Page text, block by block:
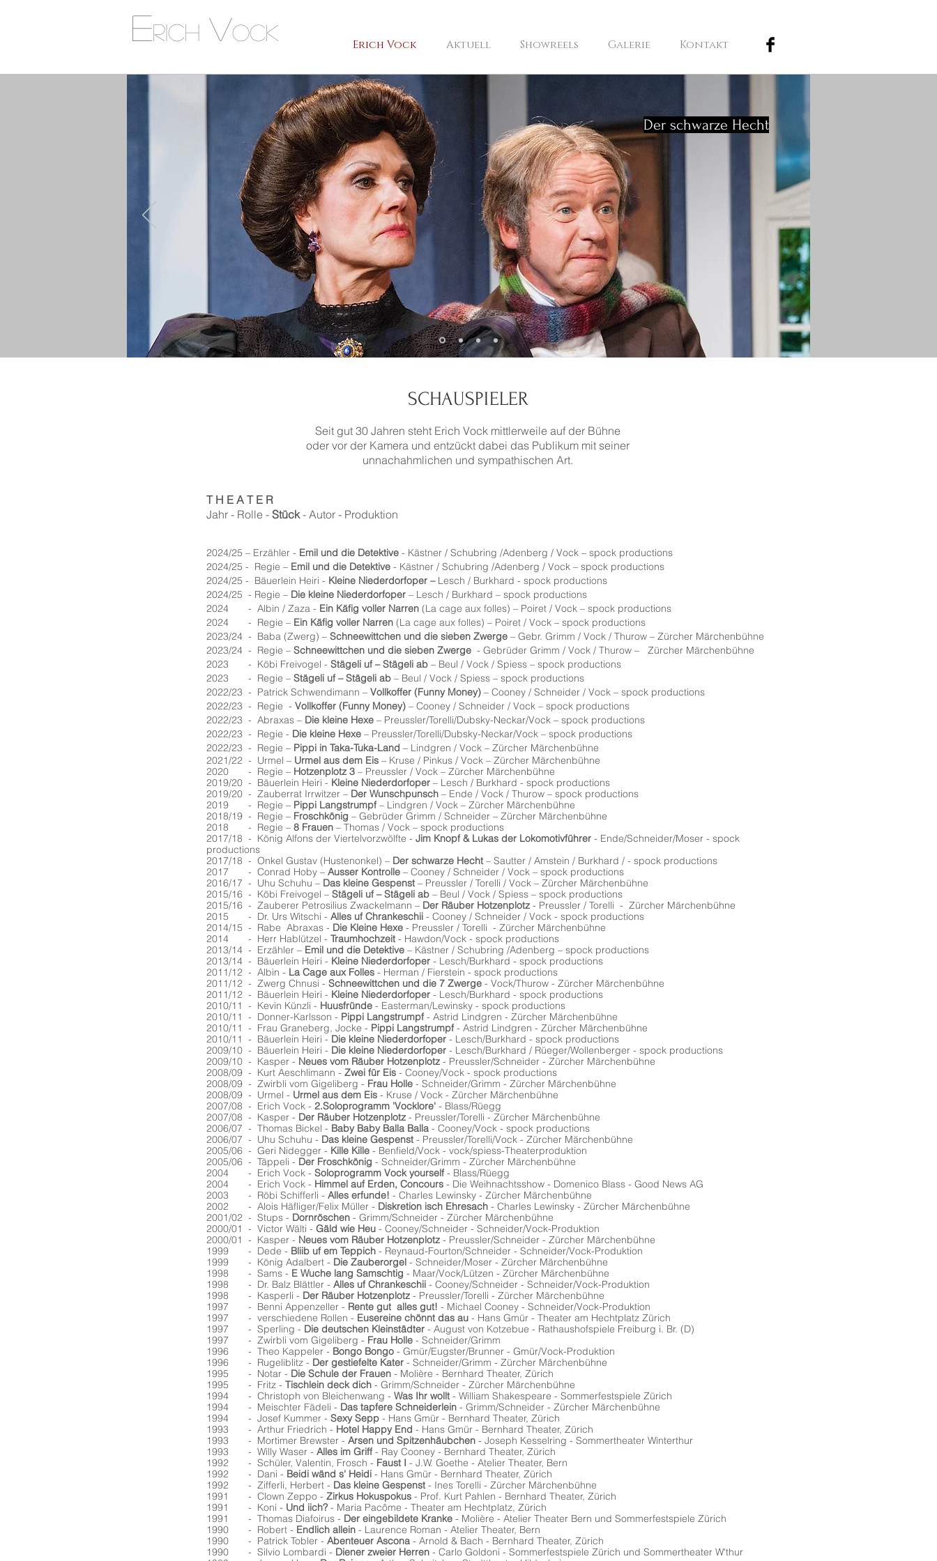
Erich Vock
Erich Vock Aktuell Showreels Galerie Kontakt
Der schwarze Hecht
SCHAUSPIELER
Seit gut 30 Jahren steht Erich Vock mittlerweile auf der Bühne
oder vor der Kamera und entzückt dabei das Publikum mit seiner
unnachahmlichen und sympathischen Art.
T H E A T E R
Jahr - Rolle - Stück- Autor - Produktion
2024/25 – Erzähler - Emil und die Detektive - Kästner / Schubring /Adenberg / Vock – spock productions
2024/25 - Regie – Emil und die Detektive - Kästner / Schubring /Adenberg / Vock – spock productions
2024/25 - Bäuerlein Heiri - Kleine Niederdorfoper –Lesch / Burkhard - spock productions
2024/25 - Regie – Die kleine Niederdorfoper – Lesch / Burkhard – spock productions
2024 - Albin / Zaza - Ein Käfig voller Narren (La cage aux folles) – Poiret / Vock – spock productions
2024 - Regie – Ein Käfig voller Narren (La cage aux folles) – Poiret / Vock – spock productions
2023/24 - Baba (Zwerg) – Schneewittchen und die sieben Zwerge – Gebr. Grimm / Vock / Thurow – Zürcher Märchenbühne
2023/24 - Regie – Schneewittchen und die sieben Zwerge - Gebrüder Grimm / Vock / Thurow – Zürcher Märchenbühne
2023
- Köbi Freivogel - Stägeli uf – Stägeli ab – Beul / Vock / Spiess – spock productions
2023 - Regie – Stägeli uf – Stägeli ab – Beul / Vock / Spiess – spock productions
2022/23 - Patrick Schwendimann – Vollkoffer (Funny Money) – Cooney / Schneider / Vock – spock productions
2022/23 - Regie - Vollkoffer (Funny Money) – Cooney / Schneider / Vock – spock productions
2022/23 - Abraxas – Die kleine Hexe – Preussler/Torelli/Dubsky-Neckar/Vock – spock productions
2022/23 - Regie - Die kleine Hexe – Preussler/Torelli/Dubsky-Neckar/Vock – spock productions
2022/23 - Regie – Pippi in Taka-Tuka-Land – Lindgren / Vock – Zürcher Märchenbühne
2021/22 - Urmel – Urmel aus dem Eis – Kruse / Pinkus / Vock – Zürcher Märchenbühne
2020 - Regie – Hotzenplotz 3 – Preussler / Vock – Zürcher Märchenbühne
2019/20 - Bäuerlein Heiri - Kleine Niederdorfoper – Lesch / Burkhard - spock productions
2019/20 - Zauberrat Irrwitzer – Der Wunschpunsch – Ende / Vock / Thurow – spock productions
2019 - Regie – Pippi Langstrumpf – Lindgren / Vock – Zürcher Märchenbühne
2018/19 - Regie – Froschkönig – Gebrüder Grimm / Schneider – Zürcher Märchenbühne
2018 - Regie – 8 Frauen – Thomas / Vock – spock productions
2017/18 - König Alfons der Viertelvorzwölfte - Jim Knopf & Lukas der Lokomotivführer - Ende/Schneider/Moser - spock
productions
2017/18 - Onkel Gustav (Hustenonkel) – Der schwarze Hecht – Sautter / Amstein / Burkhard / - spock productions
2017 - Conrad Hoby – Ausser Kontrolle – Cooney / Schneider / Vock – spock productions
2016/17 - Uhu Schuhu – Das kleine Gespenst – Preussler / Torelli / Vock – Zürcher Märchenbühne
2015/16 - Köbi Freivogel – Stägeli uf – Stägeli ab – Beul / Vock / Spiess – spock productions
2015/16 - Zauberer Petrosilius Zwackelmann – Der Räuber Hotzenplotz - Preussler / Torelli - Zürcher Märchenbühne
2015 - Dr. Urs Witschi - Alles uf Chrankeschii - Cooney / Schneider / Vock - spock productions
2014/15 - Rabe Abraxas - Die Kleine Hexe - Preussler / Torelli - Zürcher Märchenbühne
2014 - Herr Hablützel - Traumhochzeit - Hawdon/Vock - spock productions
2013/14 - Erzähler – Emil und die Detektive – Kästner / Schubring /Adenberg – spock productions
2013/14 - Bäuerlein Heiri - Kleine Niederdorfoper - Lesch/Burkhard - spock productions
2011/12 - Albin - La Cage aux Folles - Herman / Fierstein - spock productions
2011/12 - Zwerg Chnusi - Schneewittchen und die 7 Zwerge - Vock/Thurow - Zürcher Märchenbühne
2011/12 - Bäuerlein Heiri - Kleine Niederdorfoper - Lesch/Burkhard - spock productions
2010/11 - Kevin Künzli - Huusfründe - Easterman/Lewinsky - spock productions
2010/11 - Donner-Karlsson - Pippi Langstrumpf - Astrid Lindgren - Zürcher Märchenbühne
2010/11 - Frau Graneberg, Jocke - Pippi Langstrumpf - Astrid Lindgren - Zürcher Märchenbühne
2010/11 - Bäuerlein Heiri - Die kleine Niederdorfoper - Lesch/Burkhard - spock productions
2009/10 - Bäuerlein Heiri - Die kleine Niederdorfoper - Lesch/Burkhard / Rüeger/Wollenberger - spock productions
2009/10 - Kasper - Neues vom Räuber Hotzenplotz - Preussler/Schneider - Zürcher Märchenbühne
2008/09 - Kurt Aeschlimann - Zwei für Eis - Cooney/Vock - spock productions
2008/09 - Zwirbli vom Gigeliberg - Frau Holle - Schneider/Grimm - Zürcher Märchenbühne
2008/09 - Urmel - Urmel aus dem Eis - Kruse / Vock - Zürcher Märchenbühne
2007/08 - Erich Vock - 2.Soloprogramm 'Vocklore' - Blass/Rüegg
2007/08 - Kasper - Der Räuber Hotzenplotz - Preussler/Torelli - Zürcher Märchenbühne
2006/07 - Thomas Bickel - Baby Baby Balla Balla - Cooney/Vock - spock productions
2006/07 - Uhu Schuhu - Das kleine Gespenst - Preussler/Torelli/Vock - Zürcher Märchenbühne
2005/06 - Geri Nidegger - Kille Kille - Benfield/Vock - vock/spiess-Theaterproduktion
2005/06 - Täppeli - Der Froschkönig - Schneider/Grimm - Zürcher Märchenbühne
2004 - Erich Vock - Soloprogramm Vock yourself - Blass/Rüegg
2004 - Erich Vock - Himmel auf Erden, Concours - Die Weihnachtsshow - Domenico Blass - Good News AG
2003 - Röbi Schifferli - Alles erfunde! - Charles Lewinsky - Zürcher Märchenbühne
2002 - Alois Häfliger/Felix Müller - Diskretion isch Ehresach - Charles Lewinsky - Zürcher Märchenbühne
2001/02 - Stups - Dornröschen - Grimm/Schneider - Zürcher Märchenbühne
2000/01 - Victor Wälti - Gäld wie Heu - Cooney/Schneider - Schneider/Vock-Produktion
2000/01 - Kasper - Neues vom Räuber Hotzenplotz - Preussler/Schneider - Zürcher Märchenbühne
1999 - Dede - Bliib uf em Teppich - Reynaud-Fourton/Schneider - Schneider/Vock-Produktion
1999 - König Adalbert - Die Zauberorgel - Schneider/Moser - Zürcher Märchenbühne
1998 - Sams - E Wuche lang Samschtig - Maar/Vock/Lützen - Zürcher Märchenbühne
1998 - Dr. Balz Blättler - Alles uf Chrankeschii - Cooney/Schneider - Schneider/Vock-Produktion
1998 - Kasperli - Der Räuber Hotzenplotz - Preussler/Torelli - Zürcher Märchenbühne
1997 - Benni Appenzeller - Rente gut alles gut! - Michael Cooney - Schneider/Vock-Produktion
1997 - verschiedene Rollen - Eusereine chönnt das au - Hans Gmür - Theater am Hechtplatz Zürich
1997 - Sperling - Die deutschen Kleinstädter - August von Kotzebue - Rathaushofspiele Freiburg i. Br. (D)
1997 - Zwirbli vom Gigeliberg - Frau Holle - Schneider/Grimm
1996 - Theo Kappeler - Bongo Bongo - Gmür/Eugster/Brunner - Gmür/Vock-Produktion
1996 - Rugeliblitz - Der gestiefelte Kater - Schneider/Grimm - Zürcher Märchenbühne
1995 - Notar - Die Schule der Frauen - Molière - Bernhard Theater, Zürich
1995 - Fritz - Tischlein deck dich - Grimm/Schneider - Zürcher Märchenbühne
1994 - Christoph von Bleichenwang - Was Ihr wollt - William Shakespeare - Sommerfestspiele Zürich
1994 - Meischter Fädeli - Das tapfere Schneiderlein - Grimm/Schneider - Zürcher Märchenbühne
1994 - Josef Kummer - Sexy Sepp - Hans Gmür - Bernhard Theater, Zürich
1993 - Arthur Friedrich - Hotel Happy End - Hans Gmür - Bernhard Theater, Zürich
1993 - Mortimer Brewster - Arsen und Spitzenhäubchen - Joseph Kesselring - Sommertheater Winterthur
1993 - Willy Waser - Alles im Griff - Ray Cooney - Bernhard Theater, Zürich
1992 - Schüler, Valentin, Frosch - Faust I - J.W. Goethe - Atelier Theater, Bern
1992 - Dani - Beidi wänd s' Heidi - Hans Gmür - Bernhard Theater, Zürich
1992 - Zifferli, Herbert - Das kleine Gespenst - Ines Torelli - Zürcher Märchenbühne
1991 - Clown Zeppo - Zirkus Hokuspokus - Prof. Kurt Pahlen - Bernhard Theater, Zürich
1991 - Koni - Und iich? - Maria Pacôme - Theater am Hechtplatz, Zürich
1991 - Thomas Diafoirus - Der eingebildete Kranke - Molière - Atelier Theater Bern und Sommerfestspiele Zürich
1990 - Robert - Endlich allein - Laurence Roman - Atelier Theater, Bern
1990 - Patrick Tobler - Abenteuer Ascona - Arnold & Bach - Bernhard Theater, Zürich
1990 - Silvio Lombardi - Diener zweier Herren - Carlo Goldoni - Sommerfestspiele Zürich und Sommertheater W'thur